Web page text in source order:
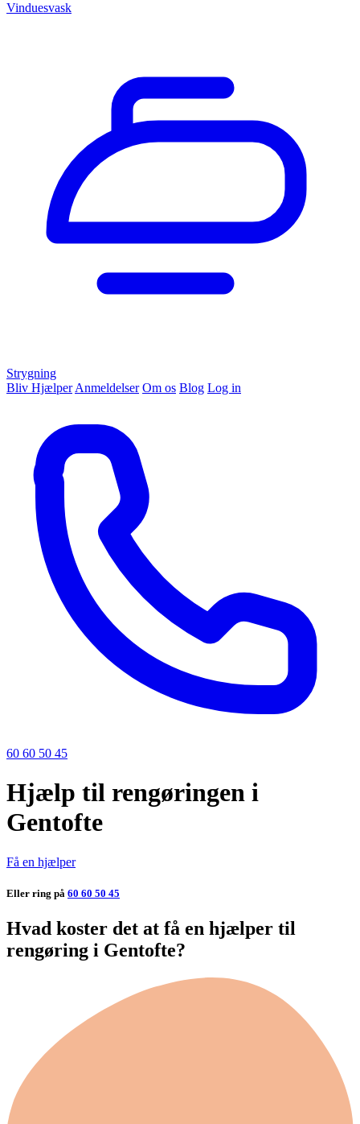
Vinduesvask
Strygning
Bliv Hjælper Anmeldelser Om os Blog Log in
60 60 50 45
Hjælp til rengøringen i
Gentofte
Få en hjælper
Eller ring på 60 60 50 45
Hvad koster det at få en hjælper til
rengøring i Gentofte?